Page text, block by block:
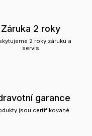
Záruka 2 roky
2 roky záruku a
servis
garance
jsou certifikované